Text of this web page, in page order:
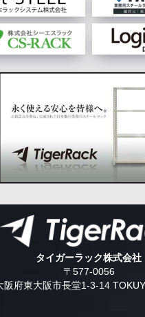
タイガーラック株式会社
〒577-0056
阪府東大阪市長堂1-3-14